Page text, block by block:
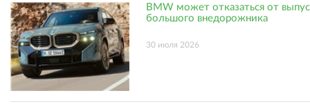
BMW может отказаться от
большого внедорожника
30 июля 2026